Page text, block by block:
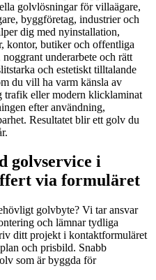
golvlösningar för villaägare,
byggföretag, industrier och
dig med nyinstallation,
kontor, butiker och offentliga
underarbete och rätt
och estetiskt tilltalande
du vill ha varm känsla av
trafik eller modern klicklaminat
efter användning,
Resultatet blir ett golv du
golvservice i
via formuläret
golvbyte? Vi tar ansvar
och lämnar tydliga
ditt projekt i kontaktformuläret
och prisbild. Snabb
som är byggda för